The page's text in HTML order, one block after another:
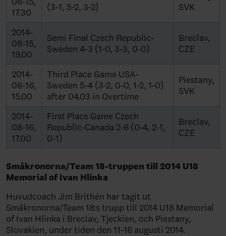
17.30
(3-1, 5-2, 3-2)
SVK
2014-
08-15,
19.00
Semi Final Czech Republic-
Sweden 4-3 (1-0, 3-3, 0-0)
Breclav,
CZE
2014-
08-16,
15.00
Third Place Game USA-
Sweden 5-4 (3-2, 0-0, 1-2, 1-0)
after 04.03 in Overtime
Piestany,
SVK
2014-
08-16,
17.00
First Place Game Czech
Republic-Canada 2-6 (0-4, 2-1,
0-1)
Breclav,
CZE
Småkronorna/Team 18-truppen till 2014 U18
Memorial of Ivan Hlinka
Huvudcoach Jim Brithén har tagit ut
Småkronorna/Team 18:s trupp till 2014 U18 Memorial
of Ivan Hlinka i Breclav, Tjeckien, och Piestany,
Slovakien, under tiden den 11-16 augusti 2014.